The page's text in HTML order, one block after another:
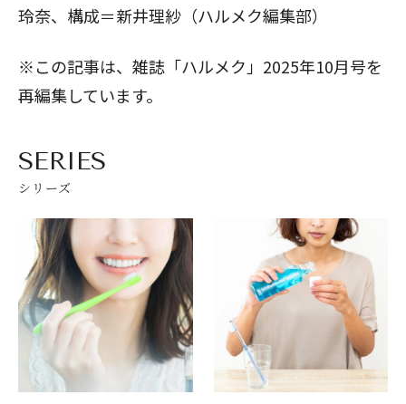
玲奈、構成＝新井理紗（ハルメク編集部）
※この記事は、雑誌「ハルメク」2025年10月号を
再編集しています。
SERIES
シリーズ